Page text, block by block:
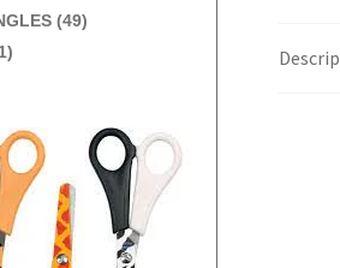
(49)